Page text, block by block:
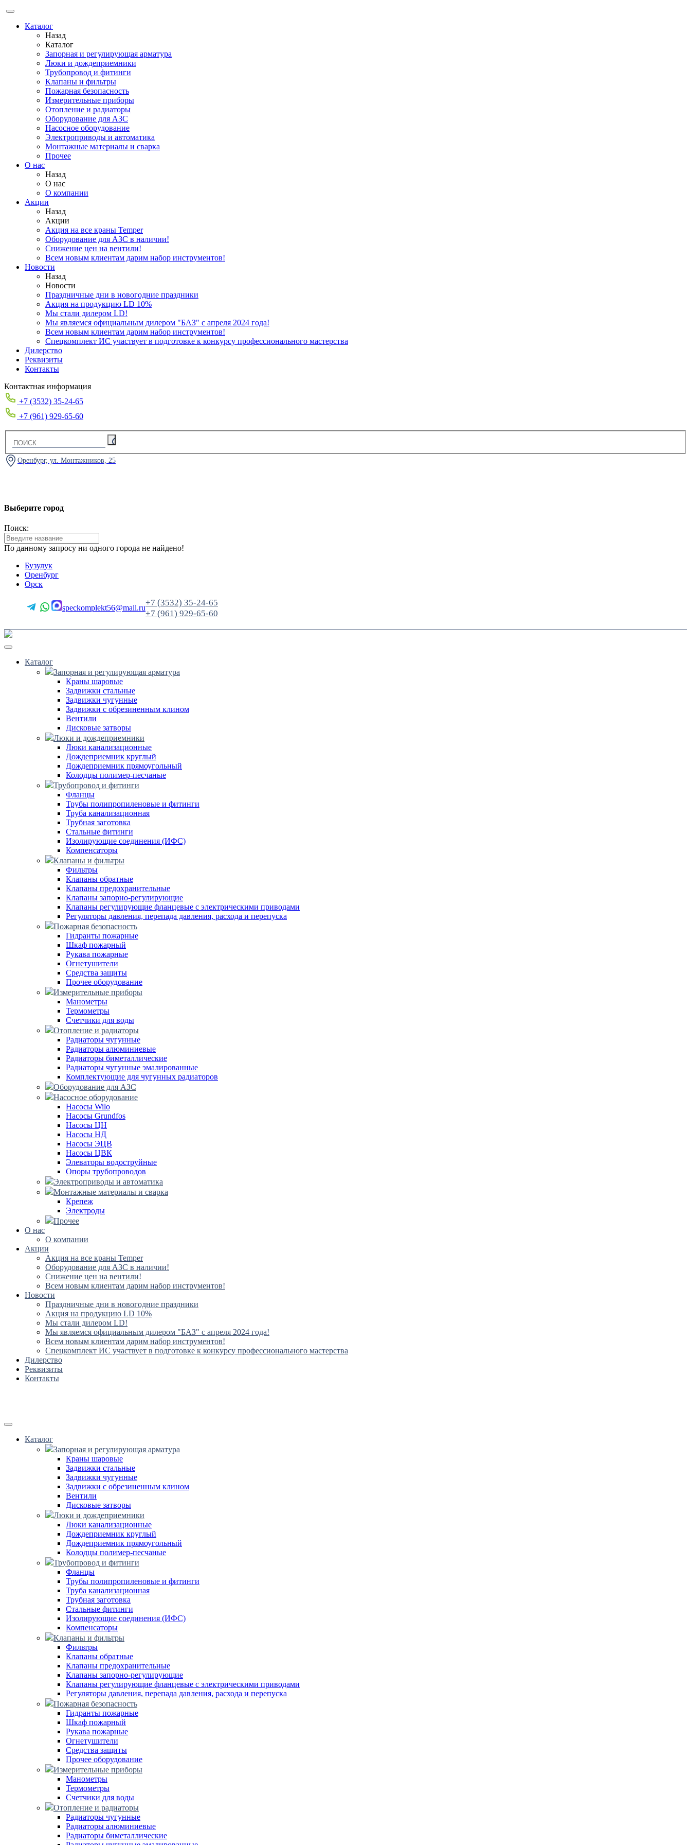
Каталог
Назад
Каталог
Запорная и регулирующая арматура
Люки и дождеприемники
Трубопровод и фитинги
Клапаны и фильтры
Пожарная безопасность
Измерительные приборы
Отопление и радиаторы
Оборудование для АЗС
Насосное оборудование
Электроприводы и автоматика
Монтажные материалы и сварка
Прочее
О нас
Назад
О нас
О компании
Акции
Назад
Акции
Акция на все краны Temper
Оборудование для АЗС в наличии!
Снижение цен на вентили!
Всем новым клиентам дарим набор инструментов!
Новости
Назад
Новости
Праздничные дни в новогодние праздники
Акция на продукцию LD 10%
Мы стали дилером LD!
Мы являемся официальным дилером "БАЗ" с апреля 2024 года!
Всем новым клиентам дарим набор инструментов!
Спецкомплект ИС участвует в подготовке к конкурсу профессионального мастерства
Дилерство
Реквизиты
Контакты
Контактная информация
+7 (3532) 35-24-65
+7 (961) 929-65-60
Оренбург, ул. Монтажников, 25
Выберите город
Поиск:
По данному запросу ни одного города не найдено!
Бузулук
Оренбург
Орск
speckomplekt56@mail.ru
+7 (3532) 35-24-65
+7 (961) 929-65-60
Каталог
Запорная и регулирующая арматура
Краны шаровые
Задвижки стальные
Задвижки чугунные
Задвижки с обрезиненным клином
Вентили
Дисковые затворы
Люки и дождеприемники
Люки канализационные
Дождеприемник круглый
Дождеприемник прямоугольный
Колодцы полимер-песчаные
Трубопровод и фитинги
Фланцы
Трубы полипропиленовые и фитинги
Труба канализационная
Трубная заготовка
Стальные фитинги
Изолирующие соединения (ИФС)
Компенсаторы
Клапаны и фильтры
Фильтры
Клапаны обратные
Клапаны предохранительные
Клапаны запорно-регулирующие
Клапаны регулирующие фланцевые с электрическими приводами
Регуляторы давления, перепада давления, расхода и перепуска
Пожарная безопасность
Гидранты пожарные
Шкаф пожарный
Рукава пожарные
Огнетушители
Средства защиты
Прочее оборудование
Измерительные приборы
Манометры
Термометры
Счетчики для воды
Отопление и радиаторы
Радиаторы чугунные
Радиаторы алюминиевые
Радиаторы биметаллические
Радиаторы чугунные эмалированные
Комплектующие для чугунных радиаторов
Оборудование для АЗС
Насосное оборудование
Насосы Wilo
Насосы Grundfos
Насосы ЦН
Насосы НД
Насосы ЭЦВ
Насосы ЦВК
Элеваторы водоструйные
Опоры трубопроводов
Электроприводы и автоматика
Монтажные материалы и сварка
Крепеж
Электроды
Прочее
О нас
О компании
Акции
Акция на все краны Temper
Оборудование для АЗС в наличии!
Снижение цен на вентили!
Всем новым клиентам дарим набор инструментов!
Новости
Праздничные дни в новогодние праздники
Акция на продукцию LD 10%
Мы стали дилером LD!
Мы являемся официальным дилером "БАЗ" с апреля 2024 года!
Всем новым клиентам дарим набор инструментов!
Спецкомплект ИС участвует в подготовке к конкурсу профессионального мастерства
Дилерство
Реквизиты
Контакты
Каталог
Запорная и регулирующая арматура
Краны шаровые
Задвижки стальные
Задвижки чугунные
Задвижки с обрезиненным клином
Вентили
Дисковые затворы
Люки и дождеприемники
Люки канализационные
Дождеприемник круглый
Дождеприемник прямоугольный
Колодцы полимер-песчаные
Трубопровод и фитинги
Фланцы
Трубы полипропиленовые и фитинги
Труба канализационная
Трубная заготовка
Стальные фитинги
Изолирующие соединения (ИФС)
Компенсаторы
Клапаны и фильтры
Фильтры
Клапаны обратные
Клапаны предохранительные
Клапаны запорно-регулирующие
Клапаны регулирующие фланцевые с электрическими приводами
Регуляторы давления, перепада давления, расхода и перепуска
Пожарная безопасность
Гидранты пожарные
Шкаф пожарный
Рукава пожарные
Огнетушители
Средства защиты
Прочее оборудование
Измерительные приборы
Манометры
Термометры
Счетчики для воды
Отопление и радиаторы
Радиаторы чугунные
Радиаторы алюминиевые
Радиаторы биметаллические